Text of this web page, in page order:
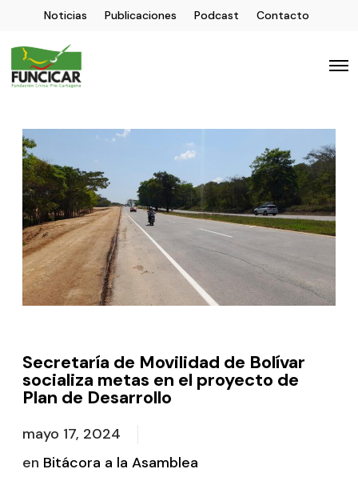
Noticias Publicaciones Podcast Contacto
Secretaría de Movilidad de Bolívar
socializa metas en el proyecto de
Plan de Desarrollo
mayo 17, 2024
en Bitácora a la Asamblea